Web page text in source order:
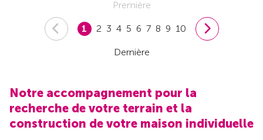
Première
1 2 3 4 5 6 7 8 9 10
Dernière
Notre accompagnement pour la
recherche de votre terrain et la
construction de votre maison individuelle